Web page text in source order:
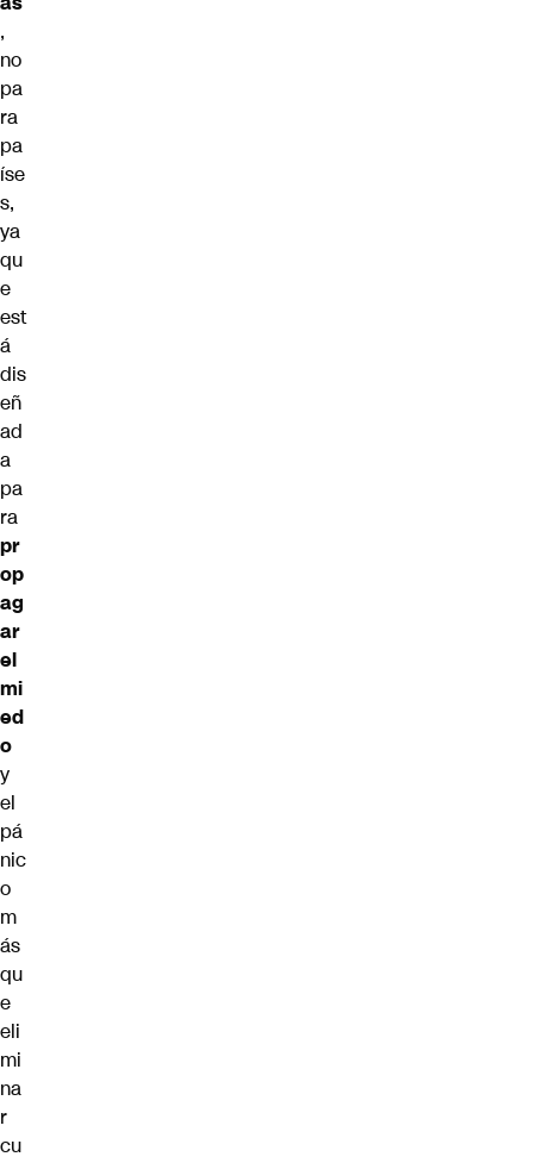
,
no
pa
ra
pa
íse
s,
ya
qu
e
est
á
dis
eñ
ad
a
pa
ra
pr
op
ag
ar
el
mi
ed
o
y
el
pá
nic
o
m
ás
qu
e
eli
mi
na
r
cu